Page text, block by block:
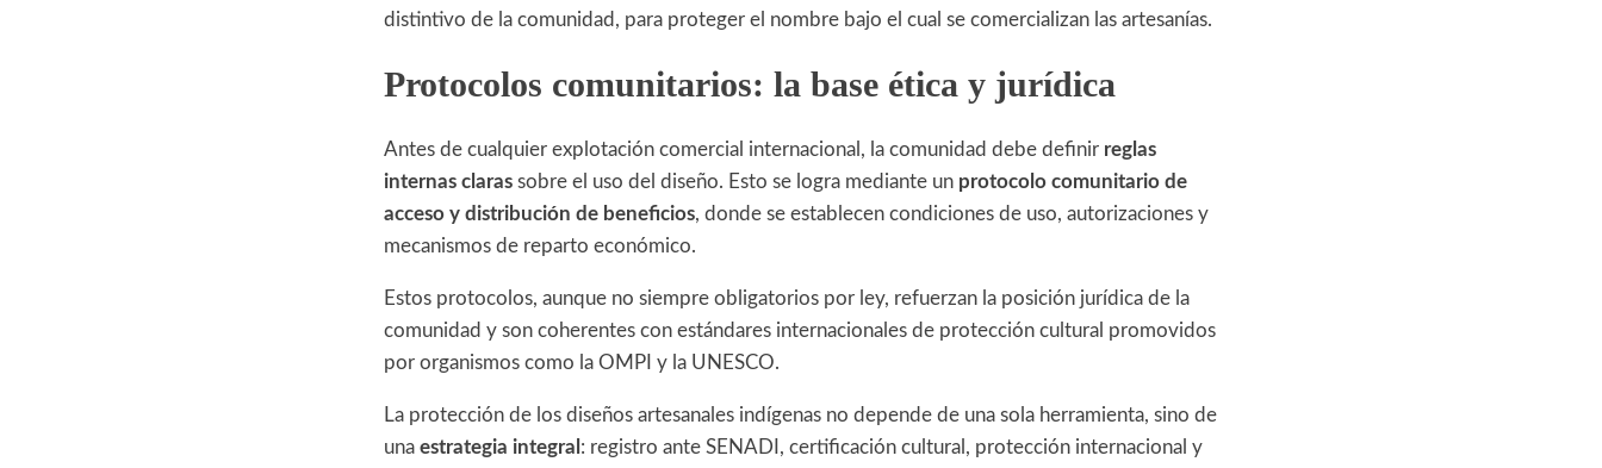
distintivo de la comunidad, para proteger el nombre bajo el cual se comercializan las artesanías.
Protocolos comunitarios: la base ética y jurídica
Antes de cualquier explotación comercial internacional, la comunidad debe definir reglas
internas claras sobre el uso del diseño. Esto se logra mediante un protocolo comunitario de
acceso y distribución de beneficios, donde se establecen condiciones de uso, autorizaciones y
mecanismos de reparto económico.
Estos protocolos, aunque no siempre obligatorios por ley, refuerzan la posición jurídica de la
comunidad y son coherentes con estándares internacionales de protección cultural promovidos
por organismos como la OMPI y la UNESCO.
La protección de los diseños artesanales indígenas no depende de una sola herramienta, sino de
una estrategia integral : registro ante SENADI, certificación cultural, protección internacional y